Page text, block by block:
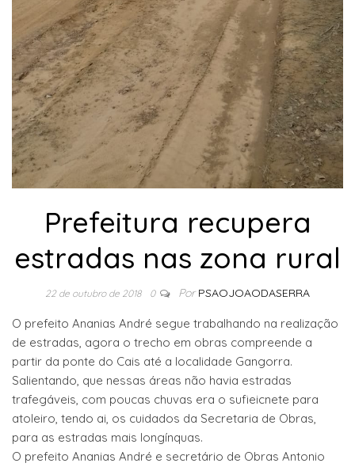
Prefeitura recupera
estradas nas zona rural
22 de outubro de 2018 0 Por PSAOJOAODASERRA
O prefeito Ananias André segue trabalhando na realização
de estradas, agora o trecho em obras compreende a
partir da ponte do Cais até a localidade Gangorra.
Salientando, que nessas áreas não havia estradas
trafegáveis, com poucas chuvas era o sufieicnete para
atoleiro, tendo ai, os cuidados da Secretaria de Obras,
para as estradas mais longínquas.
O prefeito Ananias André e secretário de Obras Antonio